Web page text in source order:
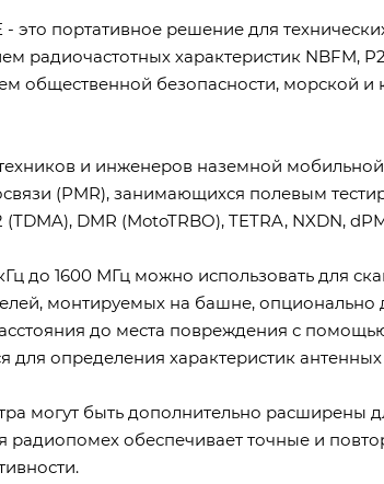
- это портативное решение для
характеристик NBFM,
общественной безопасности, морской и
и инженеров наземной
(PMR), занимающихся полевым
DMR (MotoTRBO), TETRA, NXDN,
до 1600 МГц можно использовать для
монтируемых на башне, опционально
до места повреждения с
для определения характеристик
могут быть дополнительно расширены
радиопомех обеспечивает точные и